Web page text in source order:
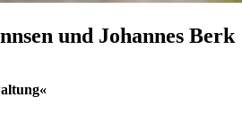
und Johannes Berk